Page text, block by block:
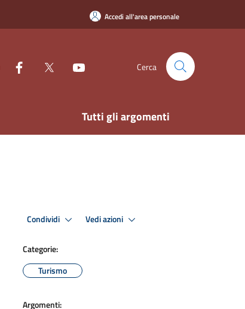
Accedi all'area personale
Cerca
Tutti gli argomenti
Condividi Vedi azioni
Categorie:
Turismo
Argomenti: